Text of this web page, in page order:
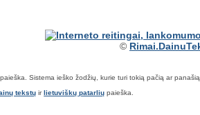
©
Sistema ieško žodžių, kurie turi tokią pačią ar
tekstų irlietuviškų patarlių paieška.